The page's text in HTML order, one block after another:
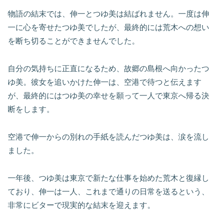
物語の結末では、伸一とつゆ美は結ばれません。一度は伸
一に心を寄せたつゆ美でしたが、最終的には荒木への想い
を断ち切ることができませんでした。
自分の気持ちに正直になるため、故郷の島根へ向かったつ
ゆ美。彼女を追いかけた伸一は、空港で待つと伝えます
が、最終的にはつゆ美の幸せを願って一人で東京へ帰る決
断をします。
空港で伸一からの別れの手紙を読んだつゆ美は、涙を流し
ました。
一年後、つゆ美は東京で新たな仕事を始めた荒木と復縁し
ており、伸一は一人、これまで通りの日常を送るという、
非常にビターで現実的な結末を迎えます。